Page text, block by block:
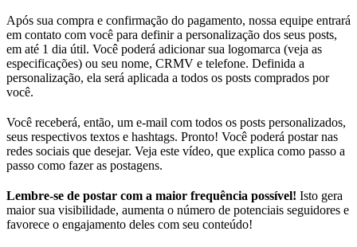
Após sua compra e confirmação do pagamento, nossa equipe entrará
em contato com você para definir a personalização dos seus posts,
em até 1 dia útil. Você poderá adicionar sua logomarca (veja as
especificações) ou seu nome, CRMV e telefone. Definida a
personalização, ela será aplicada a todos os posts comprados por
você.
Você receberá, então, um e-mail com todos os posts personalizados,
seus respectivos textos e hashtags. Pronto! Você poderá postar nas
redes sociais que desejar. Veja este vídeo, que explica como passo a
passo como fazer as postagens.
Lembre-se de postar com a maior frequência possível! Isto gera
maior sua visibilidade, aumenta o número de potenciais seguidores e
favorece o engajamento deles com seu conteúdo!